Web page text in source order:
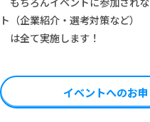
ト（企業紹介・選考対策など）
は全て実施します！
イベントへのお